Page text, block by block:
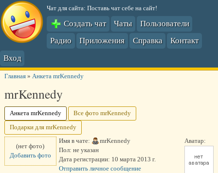
Чат для сайта: Поставь чат себе на сайт!
Создать чат Чаты
Пользователи
Радио
Приложения Справка
Контакт
Вход
Главная» Анкета mrKennedy
mrKennedy
Анкета mrKennedy Все фото mrKennedy
Подарки для mrKennedy
Аватар:
(нет фото)
Добавить фото
Имя в чате:
mrKennedy
Пол: не указан
Дата регистрации: 10 марта 2013 г.
Отправить личное сообщение